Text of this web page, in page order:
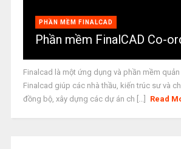
PHẦN MỀM FINALCAD
Phần mềm FinalCAD Co-
Finalcad là một ứng dụng và phần mềm quản
Finalcad giúp các nhà thầu, kiến trúc sư và
đồng bộ, xây dựng các dự án ch [...]
Read